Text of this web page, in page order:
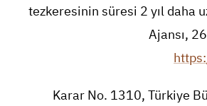
tezkeresinin süresi 2 yıl daha
Ajansı,
([3]) Karar No. 1310, Türkiye